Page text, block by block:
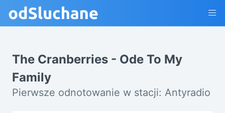
The Cranberries - Ode To My
Family
Pierwsze odnotowanie w stacji: Antyradio